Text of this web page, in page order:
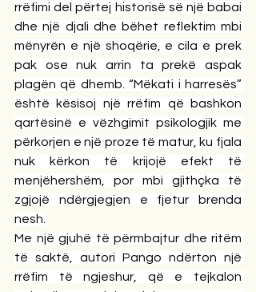
rrëfimi del përtej historisë së një babai
dhe një djali dhe bëhet reflektim mbi
mënyrën e një shoqërie, e cila e prek
pak ose nuk arrin ta prekë aspak
plagën që dhemb. “Mëkati i harresës”
është kësisoj një rrëfim që bashkon
qartësinë e vëzhgimit psikologjik me
përkorjen e një proze të matur, ku fjala
nuk kërkon të krijojë efekt të
menjëhershëm, por mbi gjithçka të
zgjojë ndërgjegjen e fjetur brenda
nesh.
Me një gjuhë të përmbajtur dhe ritëm
të saktë, autori Pango ndërton një
rrëfim të ngjeshur, që e tejkalon